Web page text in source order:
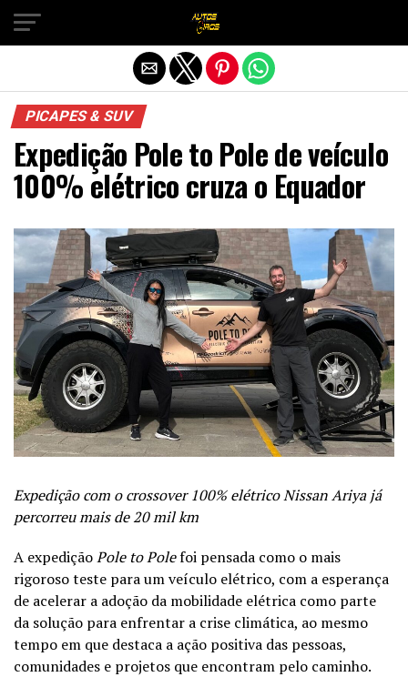
PICAPES & SUV
Expedição Pole to Pole de veículo
100% elétrico cruza o Equador
Expedição com o crossover 100% elétricoNissan Ariyajá
percorreu mais de 20 mil km
A expediçãoPole to Polefoi pensada como o mais
rigoroso teste para um veículo elétrico, com a esperança
de acelerar a adoção da mobilidade elétrica como parte
da solução para enfrentar a crise climática, ao mesmo
tempo em que destaca a ação positiva das pessoas,
comunidades e projetos que encontram pelo caminho.
Sair da versão mobile